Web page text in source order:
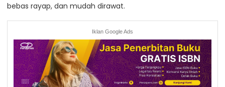
bebas rayap, dan mudah dirawat.
Iklan Google Ads